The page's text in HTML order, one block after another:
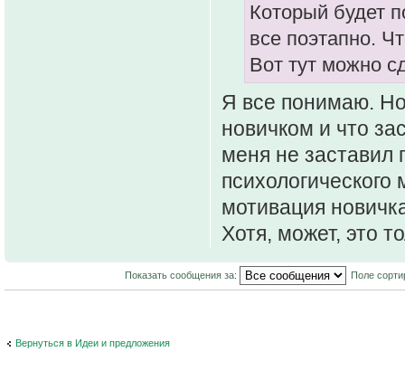
Который будет
все поэтапно.
Вот тут можно
Я все понимаю.
новичком и что
меня не заставил
мотивация
Хотя, может, это
Показать сообщения за: Поле
Вернуться в Идеи и предложения